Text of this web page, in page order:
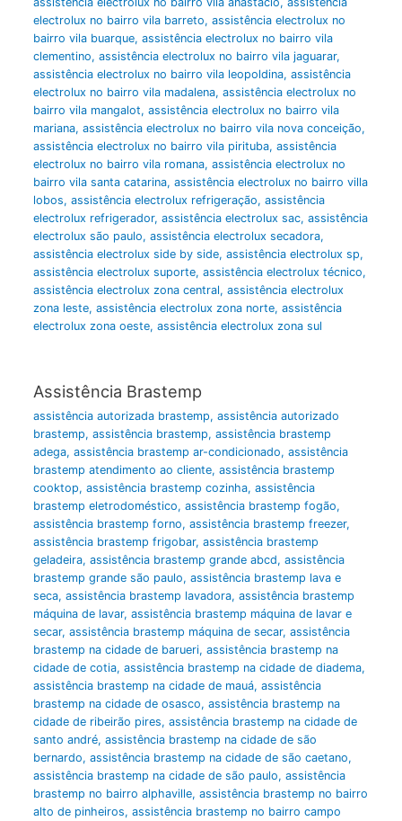
electrolux no bairro vila barreto, assistência electrolux no
bairro vila buarque, assistência electrolux no bairro vila
clementino, assistência electrolux no bairro vila jaguarar,
assistência electrolux no bairro vila leopoldina, assistência
electrolux no bairro vila madalena, assistência electrolux no
bairro vila mangalot, assistência electrolux no bairro vila
mariana, assistência electrolux no bairro vila nova conceição,
assistência electrolux no bairro vila pirituba, assistência
electrolux no bairro vila romana, assistência electrolux no
bairro vila santa catarina, assistência electrolux no bairro villa
lobos, assistência electrolux refrigeração, assistência
electrolux refrigerador, assistência electrolux sac, assistência
electrolux são paulo, assistência electrolux secadora,
assistência electrolux side by side, assistência electrolux sp,
assistência electrolux suporte, assistência electrolux técnico,
assistência electrolux zona central, assistência electrolux
zona leste, assistência electrolux zona norte, assistência
electrolux zona oeste, assistência electrolux zona sul
Assistência Brastemp
assistência autorizada brastemp, assistência autorizado
brastemp, assistência brastemp, assistência brastemp
adega, assistência brastemp ar-condicionado, assistência
brastemp atendimento ao cliente, assistência brastemp
cooktop, assistência brastemp cozinha, assistência
brastemp eletrodoméstico, assistência brastemp fogão,
assistência brastemp forno, assistência brastemp freezer,
assistência brastemp frigobar, assistência brastemp
geladeira, assistência brastemp grande abcd, assistência
brastemp grande são paulo, assistência brastemp lava e
seca, assistência brastemp lavadora, assistência brastemp
máquina de lavar, assistência brastemp máquina de lavar e
secar, assistência brastemp máquina de secar, assistência
brastemp na cidade de barueri, assistência brastemp na
cidade de cotia, assistência brastemp na cidade de diadema,
assistência brastemp na cidade de mauá, assistência
brastemp na cidade de osasco, assistência brastemp na
cidade de ribeirão pires, assistência brastemp na cidade de
santo andré, assistência brastemp na cidade de são
bernardo, assistência brastemp na cidade de são caetano,
assistência brastemp na cidade de são paulo, assistência
brastemp no bairro alphaville, assistência brastemp no bairro
alto de pinheiros, assistência brastemp no bairro campo